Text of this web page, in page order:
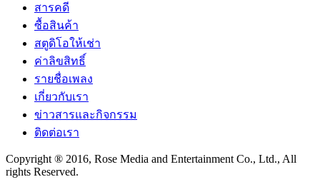
สารคดี
ซื้อสินค้า
สตูดิโอให้เช่า
ค่าลิขสิทธิ์
รายชื่อเพลง
เกี่ยวกับเรา
ข่าวสารและกิจกรรม
ติดต่อเรา
Copyright ® 2016, Rose Media and Entertainment Co., Ltd., All
rights Reserved.